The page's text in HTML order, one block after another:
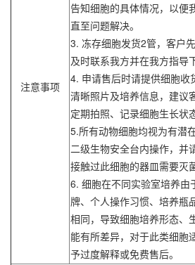
注意事项
告知细胞的具体情况，以便
直至问题解决。
3. 冻存细胞发货2管，客户
及时联系我方并在我方指导
4. 申请售后时请提供细胞收
清晰照片及培养信息，建议
定期拍照、记录细胞生长状
5.所有动物细胞均视为有潜
二级生物安全台内操作，并
接触过此细胞的器皿需要灭
6. 细胞在不同实验室培养由
牌、个人操作习惯、培养瓶
相同，导致细胞培养形态、
能有所差异，对于此类细胞
予过度解释或免费售后。